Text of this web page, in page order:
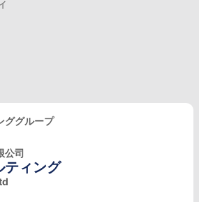
ググループ
公司
ティング